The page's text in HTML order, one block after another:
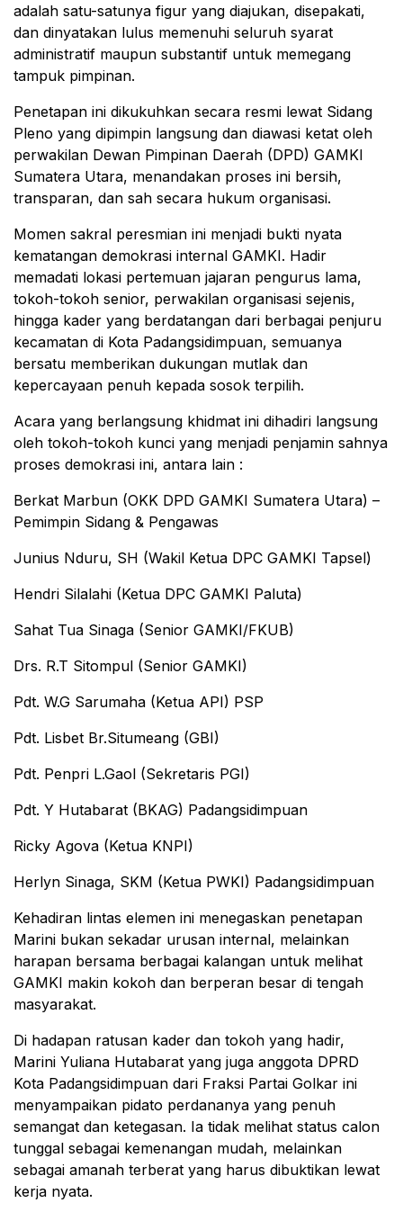
adalah satu-satunya figur yang diajukan, disepakati,
dan dinyatakan lulus memenuhi seluruh syarat
administratif maupun substantif untuk memegang
tampuk pimpinan.
Penetapan ini dikukuhkan secara resmi lewat Sidang
Pleno yang dipimpin langsung dan diawasi ketat oleh
perwakilan Dewan Pimpinan Daerah (DPD) GAMKI
Sumatera Utara, menandakan proses ini bersih,
transparan, dan sah secara hukum organisasi.
Momen sakral peresmian ini menjadi bukti nyata
kematangan demokrasi internal GAMKI. Hadir
memadati lokasi pertemuan jajaran pengurus lama,
tokoh-tokoh senior, perwakilan organisasi sejenis,
hingga kader yang berdatangan dari berbagai penjuru
kecamatan di Kota Padangsidimpuan, semuanya
bersatu memberikan dukungan mutlak dan
kepercayaan penuh kepada sosok terpilih.
Acara yang berlangsung khidmat ini dihadiri langsung
oleh tokoh-tokoh kunci yang menjadi penjamin sahnya
proses demokrasi ini, antara lain :
Berkat Marbun (OKK DPD GAMKI Sumatera Utara) –
Pemimpin Sidang & Pengawas
Junius Nduru, SH (Wakil Ketua DPC GAMKI Tapsel)
Hendri Silalahi (Ketua DPC GAMKI Paluta)
Sahat Tua Sinaga (Senior GAMKI/FKUB)
Drs. R.T Sitompul (Senior GAMKI)
Pdt. W.G Sarumaha (Ketua API) PSP
Pdt. Lisbet Br.Situmeang (GBI)
Pdt. Penpri L.Gaol (Sekretaris PGI)
Pdt. Y Hutabarat (BKAG) Padangsidimpuan
Ricky Agova (Ketua KNPI)
Herlyn Sinaga, SKM (Ketua PWKI) Padangsidimpuan
Kehadiran lintas elemen ini menegaskan penetapan
Marini bukan sekadar urusan internal, melainkan
harapan bersama berbagai kalangan untuk melihat
GAMKI makin kokoh dan berperan besar di tengah
masyarakat.
Di hadapan ratusan kader dan tokoh yang hadir,
Marini Yuliana Hutabarat yang juga anggota DPRD
Kota Padangsidimpuan dari Fraksi Partai Golkar ini
menyampaikan pidato perdananya yang penuh
semangat dan ketegasan. Ia tidak melihat status calon
tunggal sebagai kemenangan mudah, melainkan
sebagai amanah terberat yang harus dibuktikan lewat
kerja nyata.